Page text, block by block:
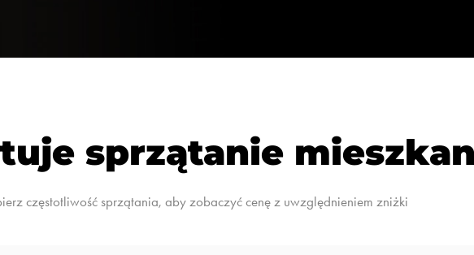
sprzątanie
częstotliwość sprzątania, aby zobaczyć cenę z uwzględnieniem zniżki